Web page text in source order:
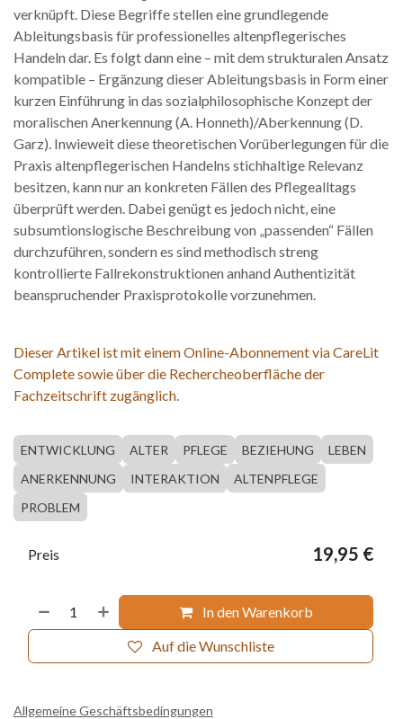
verknüpft. Diese Begriffe stellen eine grundlegende
Ableitungsbasis für professionelles altenpflegerisches
Handeln dar. Es folgt dann eine – mit dem strukturalen Ansatz
kompatible – Ergänzung dieser Ableitungsbasis in Form einer
kurzen Einführung in das sozialphilosophische Konzept der
moralischen Anerkennung (A. Honneth)/Aberkennung (D.
Garz). Inwieweit diese theoretischen Vorüberlegungen für die
Praxis altenpflegerischen Handelns stichhaltige Relevanz
besitzen, kann nur an konkreten Fällen des Pflegealltags
überprüft werden. Dabei genügt es jedoch nicht, eine
subsumtionslogische Beschreibung von „passenden“ Fällen
durchzuführen, sondern es sind methodisch streng
kontrollierte Fallrekonstruktionen anhand Authentizität
beanspruchender Praxisprotokolle vorzunehmen.
Dieser Artikel ist mit einem Online-Abonnement via CareLit
Complete sowie über die Rechercheoberfläche der
Fachzeitschrift zugänglich.
ENTWICKLUNG ALTER PFLEGE BEZIEHUNG
LEBEN
ANERKENNUNG
INTERAKTION
ALTENPFLEGE
PROBLEM
In den Warenkorb
Auf die Wunschliste
Preis 19,95 €
Allgemeine Geschäftsbedingungen